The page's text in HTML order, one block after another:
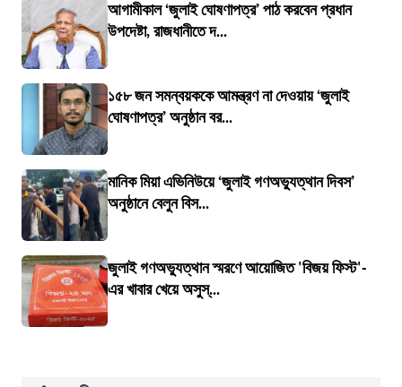
আগামীকাল ‘জুলাই ঘোষণাপত্র’ পাঠ করবেন প্রধান
উপদেষ্টা, রাজধানীতে দ...
১৫৮ জন সমন্বয়ককে আমন্ত্রণ না দেওয়ায় ‘জুলাই
ঘোষণাপত্র’ অনুষ্ঠান বর...
মানিক মিয়া এভিনিউয়ে ‘জুলাই গণঅভ্যুত্থান দিবস’
অনুষ্ঠানে বেলুন বিস...
জুলাই গণঅভ্যুত্থান স্মরণে আয়োজিত 'বিজয় ফিস্ট'-
এর খাবার খেয়ে অসুস্...